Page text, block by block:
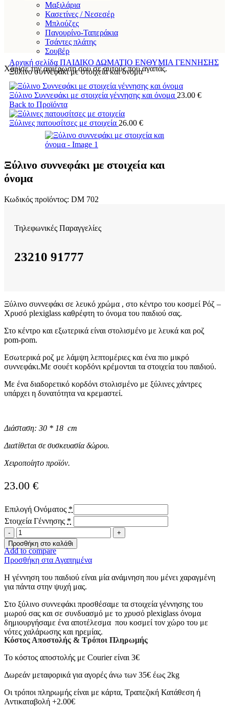
Μαξιλάρια
Κασετίνες / Νεσεσέρ
Μπλούζες
Παγουρίνο-Ταπεράκια
Τσάντες πλάτης
Σουβέρ
Χάρισε την αφιέρωση σου σε αυτούς που αγαπάς.
Αρχική σελίδα ΠΑΙΔΙΚΟ ΔΩΜΑΤΙΟ ΕΝΘΥΜΙΑ ΓΕΝΝΗΣΗΣ
Ξύλινο συννεφάκι με στοιχεία και όνομα
Ξύλινο Συννεφάκι με στοιχεία γέννησης και όνομα 23.00 €
Back to Προϊόντα
Ξύλινες πατουσίτσες με στοιχεία 26.00 €
Ξύλινο συννεφάκι με στοιχεία και
όνομα
Κωδικός προϊόντος: DM 702
Τηλεφωνικές Παραγγελίες
23210 91777
Ξύλινο συννεφάκι σε λευκό χρώμα , στο κέντρο του κοσμεί Ρόζ –
Χρυσό plexiglass καθρέφτη το όνομα του παιδιού σας.
Στο κέντρο και εξωτερικά είναι στολισμένο με λευκά και ροζ
pom-pom.
Εσωτερικά ροζ με λάμψη λεπτομέριες και ένα πιο μικρό
συννεφάκι.Με σουέτ κορδόνι κρέμονται τα στοιχεία του παιδιού.
Με ένα διαδορετικό κορδόνι στολισμένο με ξύλινες χάντρες
υπάρχει η δυνατότητα να κρεμαστεί.
Διάσταση: 30 * 18 cm
Διατίθεται σε συσκευασία δώρου.
Χειροποίητο προϊόν.
23.00 €
Επιλογή Ονόματος *
Στοιχεία Γέννησης *
Ξύλινο
συννεφάκι
με
στοιχεία
όνομα
ποσότητα
Προσθήκη στο καλάθι
Add to compare
Προσθήκη στα Αγαπημένα
Η γέννηση του παιδιού είναι μία ανάμνηση που μένει χαραγμένη
για πάντα στην ψυχή μας.
Στο ξύλινο συννεφάκι προσθέσαμε τα στοιχεία γέννησης του
μωρού σας και σε συνδυασμό με το χρυσό plexiglass όνομα
δημιουργήσαμε ένα αποτέλεσμα που κοσμεί τον χώρο του με
νότες χαλάρωσης και ηρεμίας.
Κόστος Αποστολής & Τρόποι Πληρωμής
Το κόστος αποστολής με Courier είναι 3€
Δωρεάν μεταφορικά για αγορές άνω των 35€ έως 2kg
Οι τρόποι πληρωμής είναι με κάρτα, Τραπεζική Κατάθεση ή
Αντικαταβολή +2.00€